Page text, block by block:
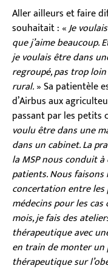
Aller ailleurs et faire
souhaitait : «Je
que j’aime beaucoup.
je voulais être dans
regroupé, pas trop
rural.» Sa patientèle
d’Airbus aux
passant par les petits
voulu être dans une
dans un cabinet. La
la MSP nous conduit
patients. Nous
concertation entre les
médecins pour les cas
mois, je fais des
thérapeutique avec
en train de monter un
thérapeutique sur